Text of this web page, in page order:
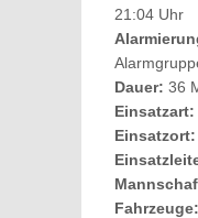
21:04 Uhr
Dauer: 36
Einsatzart:
Einsatzort:
Fahrzeuge: